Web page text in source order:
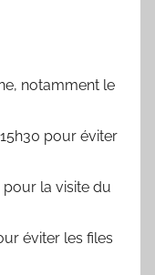
notamment le
pour éviter
pour la visite du
éviter les files